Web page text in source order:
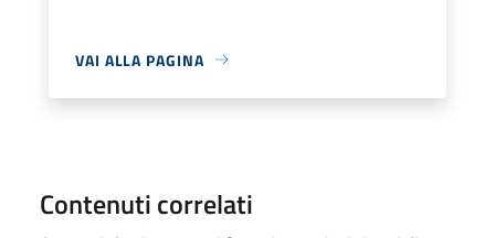
VAI ALLA PAGINA
Contenuti correlati